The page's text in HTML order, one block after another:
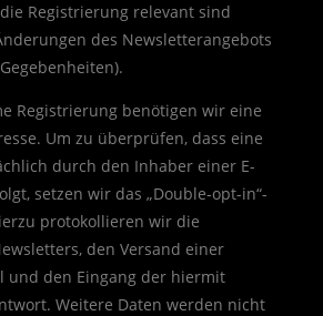
Registrierung relevant sind
des Newsletterangebots
Registrierung benötigen wir eine
Um zu überprüfen, dass eine
durch den Inhaber einer E-
setzen wir das „Double-opt-in“-
protokollieren wir die
den Versand einer
und den Eingang der hiermit
Weitere Daten werden nicht